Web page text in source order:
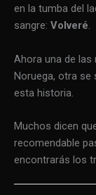
en la tumba del
sangre: Volveré.
Ahora una de las
Noruega, otra se
esta historia.
Muchos dicen
recomendable
encontrarás los